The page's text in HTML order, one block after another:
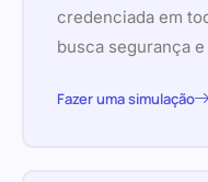
credenciada em
busca segurança
Fazer uma simulação